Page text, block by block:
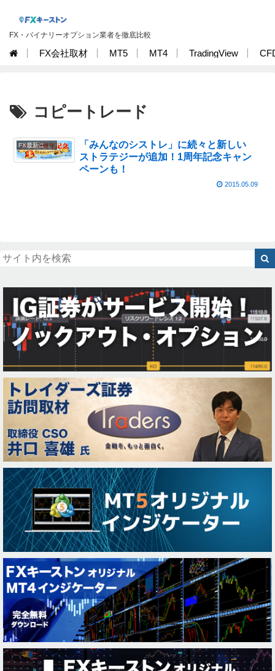
FX・バイナリーオプション業者を徹底比較
FX会社取材 MT5 MT4 TradingView
コピートレード
FX最新ニュース
「みんなのシストレ」に続々と新しい
ストラテジーが追加！1周年記念キャン
ペーンも！
2015.05.09